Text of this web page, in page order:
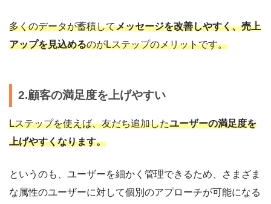
多くのデータが蓄積してメッセージを改善しやすく、売上
アップを見込めるのがLステップのメリットです。
2.顧客の満足度を上げやすい
Lステップを使えば、友だち追加したユーザーの満足度を
上げやすくなります。
というのも、ユーザーを細かく管理できるため、さまざま
な属性のユーザーに対して個別のアプローチが可能になる